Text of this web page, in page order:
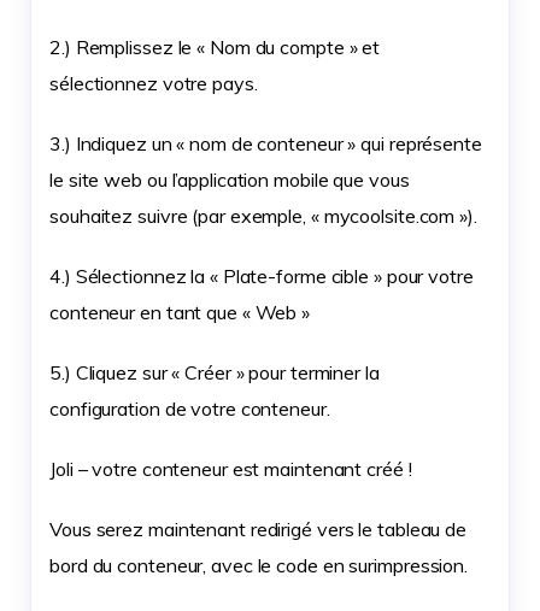
2.) Remplissez le « Nom du compte » et
sélectionnez votre pays.
3.) Indiquez un « nom de conteneur » qui représente
le site web ou l’application mobile que vous
souhaitez suivre (par exemple, « mycoolsite.com »).
4.) Sélectionnez la « Plate-forme cible » pour votre
conteneur en tant que « Web »
5.) Cliquez sur « Créer » pour terminer la
configuration de votre conteneur.
Joli – votre conteneur est maintenant créé !
Vous serez maintenant redirigé vers le tableau de
bord du conteneur, avec le code en surimpression.